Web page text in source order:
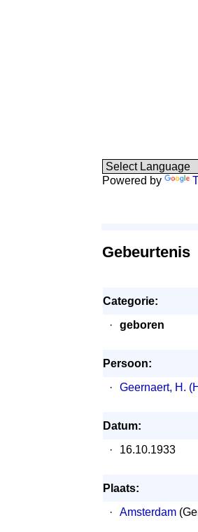
Powered by
Gebeurtenis
Categorie:
·
geboren
Persoon:
·
Geernaert, H.
Datum:
·
16.10.1933
Plaats:
·
Amsterdam